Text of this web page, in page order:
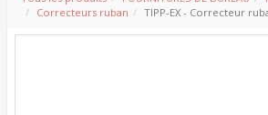
Correcteurs ruban
TIPP-EX - Correcteur